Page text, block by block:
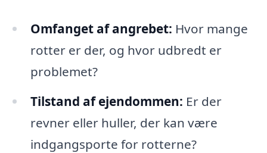
Omfanget af angrebet: Hvor mange
rotter er der, og hvor udbredt er
problemet?
Tilstand af ejendommen: Er der
revner eller huller, der kan være
indgangsporte for rotterne?